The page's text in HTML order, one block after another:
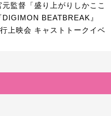
監督「盛り上がりしかここ
BEATBREAK』
上映会 キャストトークイベ